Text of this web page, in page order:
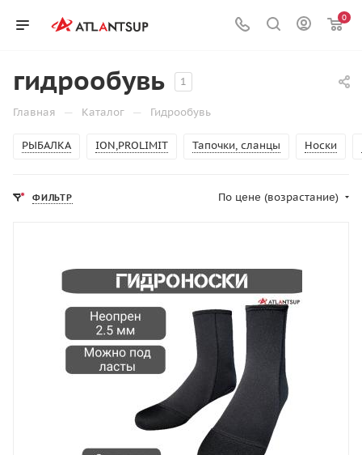
0
гидрообувь 1
Главная — Каталог — Гидрообувь
РЫБАЛКА ION,PROLIMIT Тапочки, сланцы Носки
ФИЛЬТР По цене (возрастание)